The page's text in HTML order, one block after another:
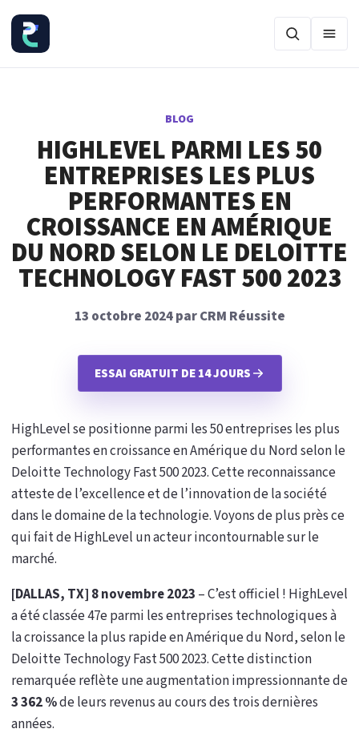
BLOG
HIGHLEVEL PARMI LES 50
ENTREPRISES LES PLUS
PERFORMANTES EN
CROISSANCE EN AMÉRIQUE
DU NORD SELON LE DELOITTE
TECHNOLOGY FAST 500 2023
13 octobre 2024 par CRM Réussite
ESSAI GRATUIT DE 14 JOURS
HighLevel se positionne parmi les 50 entreprises les plus
performantes en croissance en Amérique du Nord selon le
Deloitte Technology Fast 500 2023. Cette reconnaissance
atteste de l’excellence et de l’innovation de la société
dans le domaine de la technologie. Voyons de plus près ce
qui fait de HighLevel un acteur incontournable sur le
marché.
[DALLAS, TX] 8 novembre 2023 – C’est officiel ! HighLevel
a été classée 47e parmi les entreprises technologiques à
la croissance la plus rapide en Amérique du Nord, selon le
Deloitte Technology Fast 500 2023. Cette distinction
remarquée reflète une augmentation impressionnante de
3 362 %de leurs revenus au cours des trois dernières
années.